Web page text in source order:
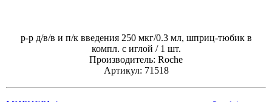
р-р д/в/в и п/к введения 250 мкг/0.3 мл, шприц-тюбик в
компл. с иглой / 1 шт.
Производитель: Roche
Артикул: 71518